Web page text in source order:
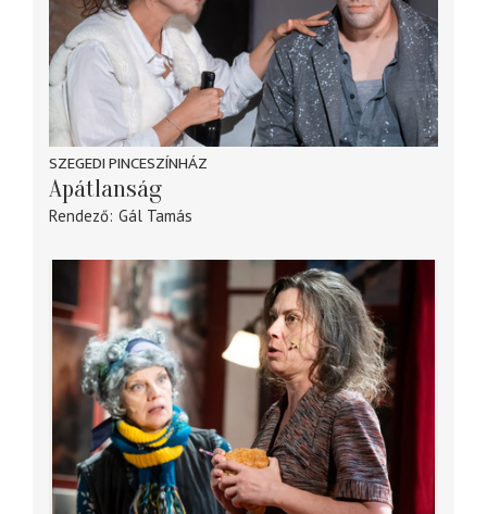
SZEGEDI PINCESZÍNHÁZ
Apátlanság
Rendező Gál Tamás